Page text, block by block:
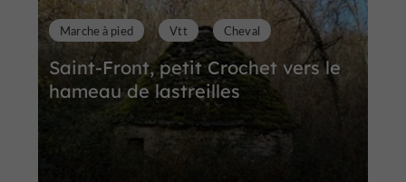
Saint-Front, petit Crochet vers le
hameau de lastreilles
Marche à pied Vtt Cheval